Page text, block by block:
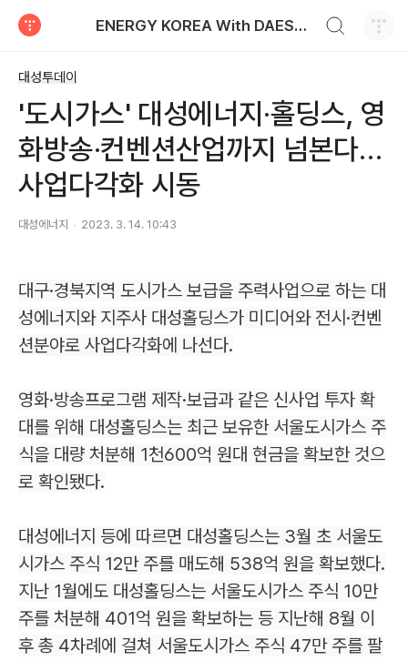
ENERGY KOREA With DAESUNG ENERGY
대성투데이
'도시가스' 대성에너지·홀딩스, 영
화방송·컨벤션산업까지 넘본다…
사업다각화 시동
대성에너지 2023. 3. 14. 10:43
대구·경북지역 도시가스 보급을 주력사업으로 하는 대
성에너지와 지주사 대성홀딩스가 미디어와 전시·컨벤
션분야로 사업다각화에 나선다.
영화·방송프로그램 제작·보급과 같은 신사업 투자 확
대를 위해 대성홀딩스는 최근 보유한 서울도시가스 주
식을 대량 처분해 1천600억 원대 현금을 확보한 것으
로 확인됐다.
대성에너지 등에 따르면 대성홀딩스는 3월 초 서울도
시가스 주식 12만 주를 매도해 538억 원을 확보했다.
지난 1월에도 대성홀딩스는 서울도시가스 주식 10만
주를 처분해 401억 원을 확보하는 등 지난해 8월 이
후 총 4차례에 걸쳐 서울도시가스 주식 47만 주를 팔